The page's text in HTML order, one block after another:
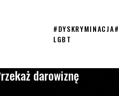
#DYSKRYMINACJA#
LGBT
darowiznę